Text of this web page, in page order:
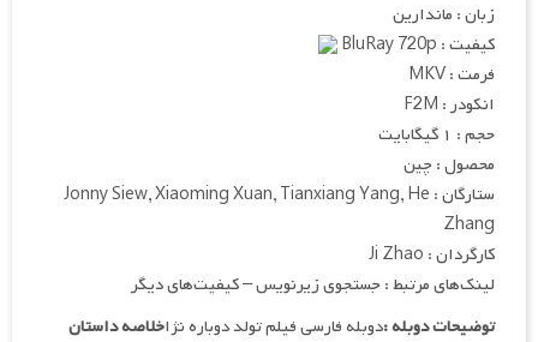
زبان : ماندارین
کیفیت : BluRay 720p
فرمت : MKV
انکودر : F2M
حجم : ۱ گیگابایت
محصول : چین
ستارگان : Jonny Siew, Xiaoming Xuan, Tianxiang Yang, He
Zhang
کارگردان : Ji Zhao
لینک‌های مرتبط : جستجوی زیرنویس – کیفیت‌های دیگر
توضیحات دوبله :دوبله فارسی فیلم تولد دوباره نژاخلاصه داستان